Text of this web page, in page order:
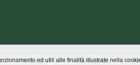
siamo Scrivici
ed utili alle finalità illustrate nella